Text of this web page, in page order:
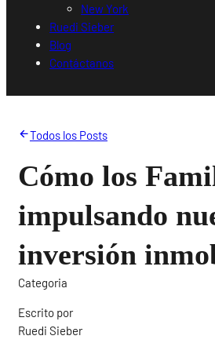
New York
Ruedi Sieber
Blog
Contáctanos
Todos los Posts
Cómo los
impulsando
inversión
Categoria
Escrito por
Ruedi Sieber